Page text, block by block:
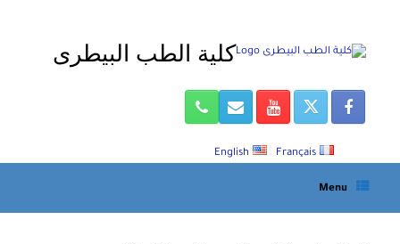
كلية الطب البيطرى
English Français
Menu